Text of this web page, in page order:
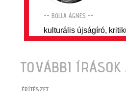
-- BOLLA ÁGNES --
kulturális újságíró,
TOVÁBBI ÍRÁSOK